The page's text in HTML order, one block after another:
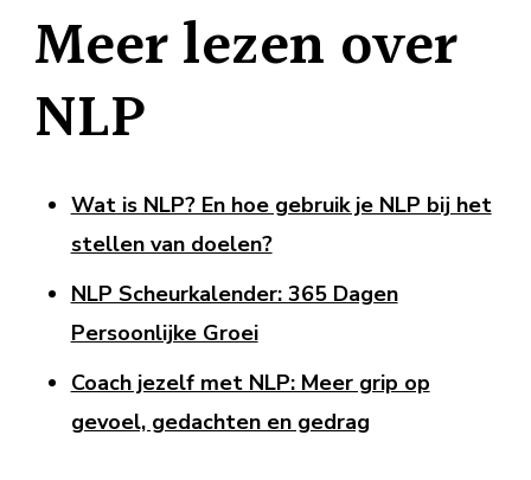
Meer lezen over
NLP
Wat is NLP? En hoe gebruik je NLP bij het
stellen van doelen?
NLP Scheurkalender: 365 Dagen
Persoonlijke Groei
Coach jezelf met NLP: Meer grip op
gevoel, gedachten en gedrag